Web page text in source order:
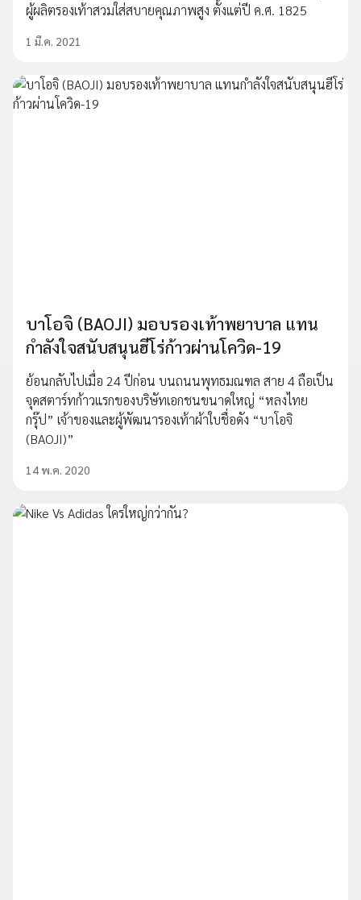
ผู้ผลิตรองเท้าสวมใส่สบายคุณภาพสูง ตั้งแต่ปี ค.ศ. 1825
1 มี.ค. 2021
บาโอจิ (BAOJI) มอบรองเท้าพยาบาล แทน
กำลังใจสนับสนุนฮีโร่ก้าวผ่านโควิด-19
ย้อนกลับไปเมื่อ 24 ปีก่อน บนถนนพุทธมณฑล สาย 4 ถือเป็น
จุดสตาร์ทก้าวแรกของบริษัทเอกชนขนาดใหญ่ “หลงไทย
กรุ๊ป” เจ้าของและผู้พัฒนารองเท้าผ้าใบชื่อดัง “บาโอจิ
(BAOJI)”
14 พ.ค. 2020